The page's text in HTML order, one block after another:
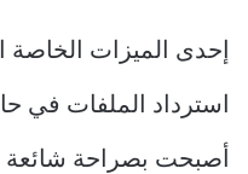
إحدى الميزات الخاصة
استرداد الملفات في